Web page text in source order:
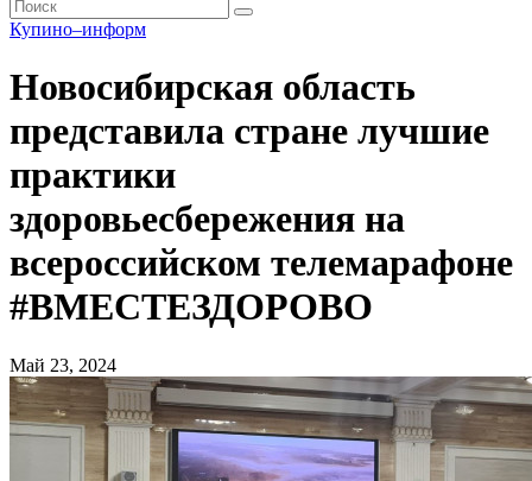
Купино–информ
Новосибирская область
представила стране лучшие
практики
здоровьесбережения на
всероссийском телемарафоне
#ВМЕСТЕЗДОРОВО
Май 23, 2024